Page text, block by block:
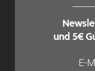
und 5€
E-